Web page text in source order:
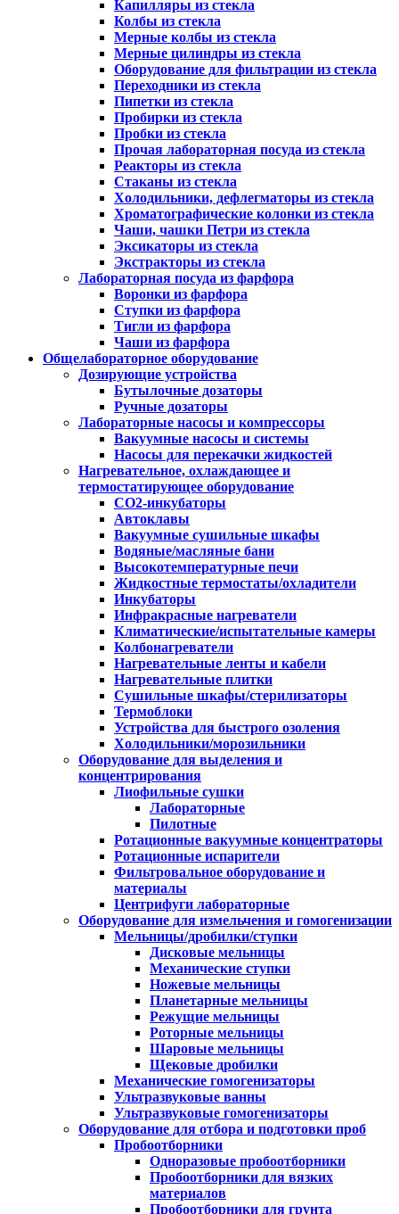
Капилляры из стекла
Колбы из стекла
Мерные колбы из стекла
Мерные цилиндры из стекла
Оборудование для фильтрации из стекла
Переходники из стекла
Пипетки из стекла
Пробирки из стекла
Пробки из стекла
Прочая лабораторная посуда из стекла
Реакторы из стекла
Стаканы из стекла
Холодильники, дефлегматоры из стекла
Хроматографические колонки из стекла
Чаши, чашки Петри из стекла
Эксикаторы из стекла
Экстракторы из стекла
Лабораторная посуда из фарфора
Воронки из фарфора
Ступки из фарфора
Тигли из фарфора
Чаши из фарфора
Общелабораторное оборудование
Дозирующие устройства
Бутылочные дозаторы
Ручные дозаторы
Лабораторные насосы и компрессоры
Вакуумные насосы и системы
Насосы для перекачки жидкостей
Нагревательное, охлаждающее и
термостатирующее оборудование
CO2-инкубаторы
Автоклавы
Вакуумные сушильные шкафы
Водяные/масляные бани
Высокотемпературные печи
Жидкостные термостаты/охладители
Инкубаторы
Инфракрасные нагреватели
Климатические/испытательные камеры
Колбонагреватели
Нагревательные ленты и кабели
Нагревательные плитки
Сушильные шкафы/стерилизаторы
Термоблоки
Устройства для быстрого озоления
Холодильники/морозильники
Оборудование для выделения и
концентрирования
Лиофильные сушки
Лабораторные
Пилотные
Ротационные вакуумные концентраторы
Ротационные испарители
Фильтровальное оборудование и
материалы
Центрифуги лабораторные
Оборудование для измельчения и гомогенизации
Мельницы/дробилки/ступки
Дисковые мельницы
Механические ступки
Ножевые мельницы
Планетарные мельницы
Режущие мельницы
Роторные мельницы
Шаровые мельницы
Щековые дробилки
Механические гомогенизаторы
Ультразвуковые ванны
Ультразвуковые гомогенизаторы
Оборудование для отбора и подготовки проб
Пробоотборники
Одноразовые пробоотборники
Пробоотборники для вязких
материалов
Пробоотборники для грунта